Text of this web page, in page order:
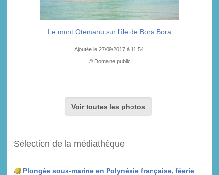
Le mont Otemanu sur l'île de Bora Bora
Ajoutée le 27/09/2017 à 11:54
© Domaine public
Voir toutes les photos
Sélection de la médiathèque
Plongée sous-marine en Polynésie française, féerie